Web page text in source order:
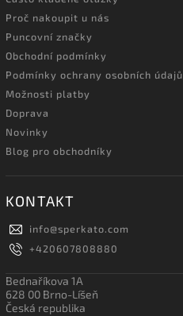
Proč nakoupit u nás
Puncovní značky
Obchodní podmínky
Podmínky ochrany osobních údajů
Možnosti platby
Doprava
Novinky
Blog pro obchodníky
KONTAKT
info@sperkato.com
+420607808880
Bednaříkova 1A
628 00 Brno-Líšeň
Česká republika